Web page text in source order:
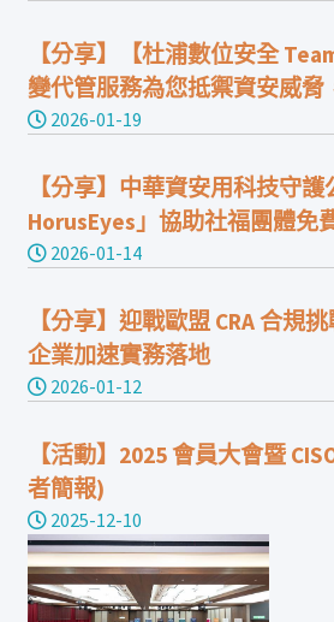
【分享】【杜浦數位安全
變代管服務為您抵禦資安威脅
2026-01-19
【分享】中華資安用科技守
HorusEyes」協助社福團體免
2026-01-14
【分享】迎戰歐盟 CRA 合規
企業加速實務落地
2026-01-12
【活動】2025 會員大會暨
者簡報)
2025-12-10